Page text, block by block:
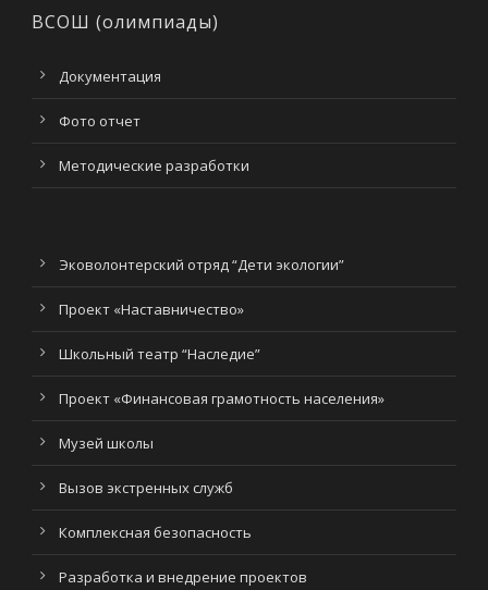
ВСОШ (олимпиады)
Документация
Фото отчет
Методические разработки
Эковолонтерский отряд “Дети экологии”
Проект «Наставничество»
Школьный театр “Наследие”
Проект «Финансовая грамотность населения»
Музей школы
Вызов экстренных служб
Комплексная безопасность
Разработка и внедрение проектов